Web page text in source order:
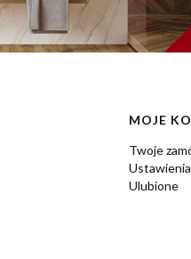
MOJE
Twoje
Ulubione